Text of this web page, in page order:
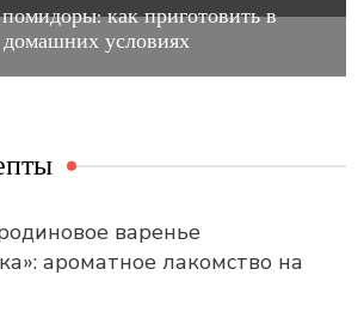
как приготовить в
домашних условиях
варенье
ароматное лакомство на